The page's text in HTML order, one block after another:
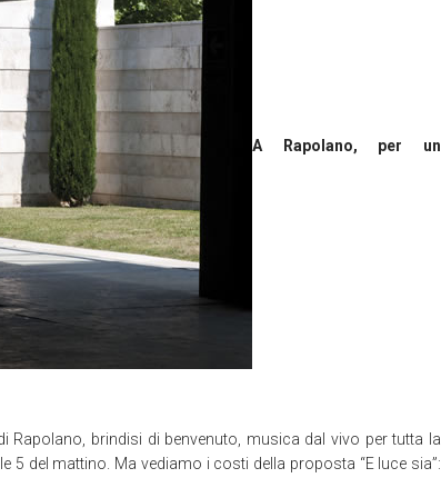
A Rapolano, per un
Rapolano, brindisi di benvenuto, musica dal vivo per tutta la
5 del mattino. Ma vediamo i costi della proposta “E luce sia”: